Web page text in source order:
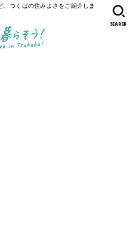
つくばの住みよさをご紹介しま
SEARCH